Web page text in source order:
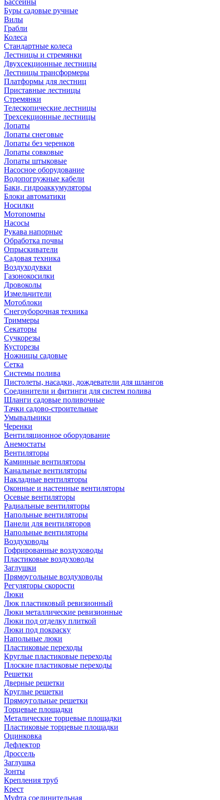
Бассейны
Буры садовые ручные
Вилы
Грабли
Колеса
Стандартные колеса
Лестницы и стремянки
Двухсекционные лестницы
Лестницы трансформеры
Платформы для лестниц
Приставные лестницы
Стремянки
Телескопические лестницы
Трехсекционные лестницы
Лопаты
Лопаты снеговые
Лопаты без черенков
Лопаты совковые
Лопаты штыковые
Насосное оборудование
Водопогружные кабели
Баки, гидроаккумуляторы
Блоки автоматики
Носилки
Мотопомпы
Насосы
Рукава напорные
Обработка почвы
Опрыскиватели
Садовая техника
Воздуходувки
Газонокосилки
Дровоколы
Измельчители
Мотоблоки
Снегоуборочная техника
Триммеры
Секаторы
Сучкорезы
Кусторезы
Ножницы садовые
Сетка
Системы полива
Пистолеты, насадки, дождеватели для шлангов
Соединители и фитинги для систем полива
Шланги садовые поливочные
Тачки садово-строительные
Умывальники
Черенки
Вентиляционное оборудование
Анемостаты
Вентиляторы
Каминные вентиляторы
Канальные вентиляторы
Накладные вентиляторы
Оконные и настенные вентиляторы
Осевые вентиляторы
Радиальные вентиляторы
Напольные вентиляторы
Панели для вентиляторов
Напольные вентиляторы
Воздуховоды
Гофрированные воздуховоды
Пластиковые воздуховоды
Заглушки
Прямоугольные воздуховоды
Регуляторы скорости
Люки
Люк пластиковый ревизионный
Люки металлические ревизионные
Люки под отделку плиткой
Люки под покраску
Напольные люки
Пластиковые переходы
Круглые пластиковые переходы
Плоские пластиковые переходы
Решетки
Дверные решетки
Круглые решетки
Прямоугольные решетки
Торцевые площадки
Металические торцевые площадки
Пластиковые торцевые площадки
Оцинковка
Дефлектор
Дроссель
Заглушка
Зонты
Крепления труб
Крест
Муфта соединительная